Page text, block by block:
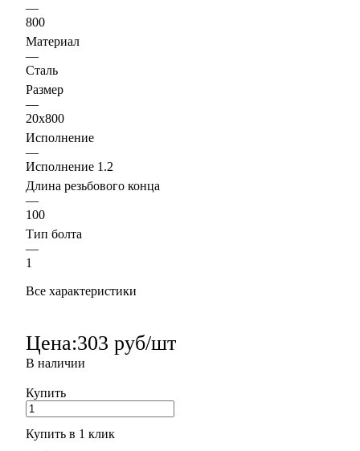
—
800
Материал
—
Сталь
Размер
—
20х800
Исполнение
—
Исполнение 1.2
Длина резьбового конца
—
100
Тип болта
—
1
Все характеристики
Цена:303 руб/шт
В наличии
Купить
Купить в 1 клик